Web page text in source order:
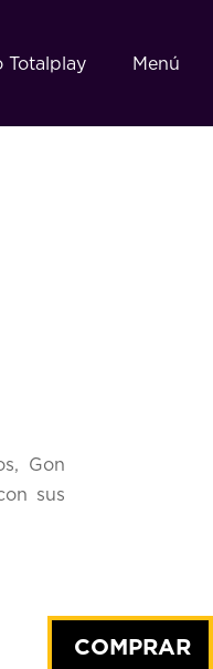
Totalplay Menú
Gon
sus
COMPRAR